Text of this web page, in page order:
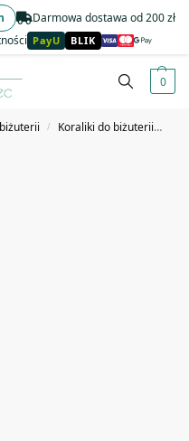
Darmowa dostawa od 200 zł
PayU BLIK
0
/ Koraliki do biżuterii